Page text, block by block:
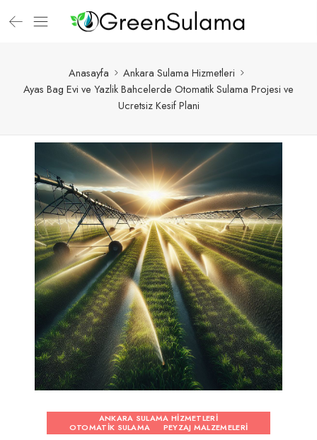
Anasayfa
Ankara Sulama Hizmetleri
Ayas Bag Evi ve Yazlik Bahcelerde Otomatik Sulama Projesi ve
Ucretsiz Kesif Plani
ANKARA SULAMA HIZMETLERI
OTOMATIK SULAMA
PEYZAJ MALZEMELERI